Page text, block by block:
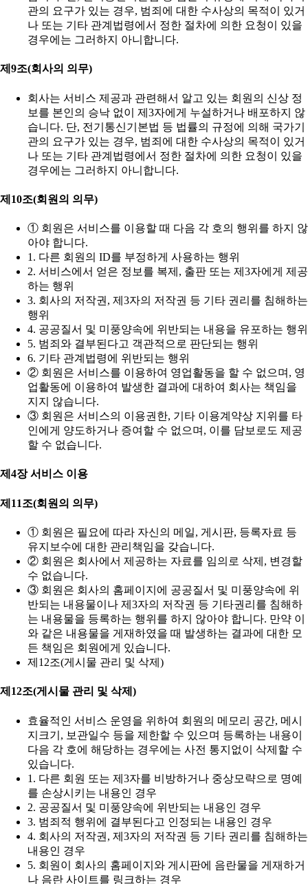
관의 요구가 있는 경우, 범죄에 대한 수사상의 목적이 있거
나 또는 기타 관계법령에서 정한 절차에 의한 요청이 있을
경우에는 그러하지 아니합니다.
제9조(회사의 의무)
회사는 서비스 제공과 관련해서 알고 있는 회원의 신상 정
보를 본인의 승낙 없이 제3자에게 누설하거나 배포하지 않
습니다. 단, 전기통신기본법 등 법률의 규정에 의해 국가기
관의 요구가 있는 경우, 범죄에 대한 수사상의 목적이 있거
나 또는 기타 관계법령에서 정한 절차에 의한 요청이 있을
경우에는 그러하지 아니합니다.
제10조(회원의 의무)
① 회원은 서비스를 이용할 때 다음 각 호의 행위를 하지 않
아야 합니다.
1. 다른 회원의 ID를 부정하게 사용하는 행위
2. 서비스에서 얻은 정보를 복제, 출판 또는 제3자에게 제공
하는 행위
3. 회사의 저작권, 제3자의 저작권 등 기타 권리를 침해하는
행위
4. 공공질서 및 미풍양속에 위반되는 내용을 유포하는 행위
5. 범죄와 결부된다고 객관적으로 판단되는 행위
6. 기타 관계법령에 위반되는 행위
② 회원은 서비스를 이용하여 영업활동을 할 수 없으며, 영
업활동에 이용하여 발생한 결과에 대하여 회사는 책임을
지지 않습니다.
③ 회원은 서비스의 이용권한, 기타 이용계약상 지위를 타
인에게 양도하거나 증여할 수 없으며, 이를 담보로도 제공
할 수 없습니다.
제4장 서비스 이용
제11조(회원의 의무)
① 회원은 필요에 따라 자신의 메일, 게시판, 등록자료 등
유지보수에 대한 관리책임을 갖습니다.
② 회원은 회사에서 제공하는 자료를 임의로 삭제, 변경할
수 없습니다.
③ 회원은 회사의 홈페이지에 공공질서 및 미풍양속에 위
반되는 내용물이나 제3자의 저작권 등 기타권리를 침해하
는 내용물을 등록하는 행위를 하지 않아야 합니다. 만약 이
와 같은 내용물을 게재하였을 때 발생하는 결과에 대한 모
든 책임은 회원에게 있습니다.
제12조(게시물 관리 및 삭제)
제12조(게시물 관리 및 삭제)
효율적인 서비스 운영을 위하여 회원의 메모리 공간, 메시
지크기, 보관일수 등을 제한할 수 있으며 등록하는 내용이
다음 각 호에 해당하는 경우에는 사전 통지없이 삭제할 수
있습니다.
1. 다른 회원 또는 제3자를 비방하거나 중상모략으로 명예
를 손상시키는 내용인 경우
2. 공공질서 및 미풍양속에 위반되는 내용인 경우
3. 범죄적 행위에 결부된다고 인정되는 내용인 경우
4. 회사의 저작권, 제3자의 저작권 등 기타 권리를 침해하는
내용인 경우
5. 회원이 회사의 홈페이지와 게시판에 음란물을 게재하거
나 음란 사이트를 링크하는 경우